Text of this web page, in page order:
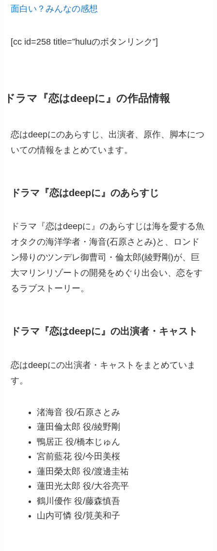
面白い？みんなの感想
[cc id=258 title=”huluのボタンリンク”]
ドラマ『恋はdeepに』の作品情報
恋はdeepにのあらすじ、出演者、原作、脚本につ
いての情報をまとめています。
ドラマ『恋はdeepに』のあらすじ
ドラマ『恋はdeepに』のあらすじは海を愛する魚
オタクの海洋学者・海音(石原さとみ)と、ロンド
ン帰りのツンデレ御曹司・倫太郎(綾野剛)が、巨
大マリンリゾートの開発をめぐり出会い、恋をす
るラブストーリー。
ドラマ『恋はdeepに』の出演者・キャスト
恋はdeepにの出演者・キャストをまとめていま
す。
渚海音 役/石原さとみ
蓮田倫太郎 役/綾野剛
鴨居正 役/橋本じゅん
宮前藍花 役/今田美桜
蓮田榮太郎 役/渡邊圭祐
蓮田光太郎 役/大谷亮平
鶴川優作 役/藤森慎吾
山内可憐 役/筧美和子